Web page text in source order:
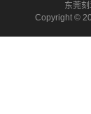
东莞
Copyright ©